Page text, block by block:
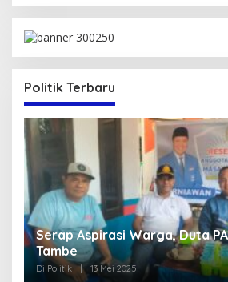
Politik Terbaru
Serap Aspirasi Warga, Duta
Tambe
Di Politik | 13 Mei 2025